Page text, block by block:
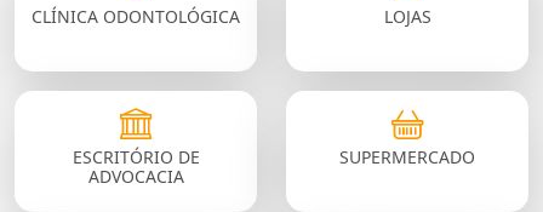
CLÍNICA ODONTOLÓGICA LOJAS
ESCRITÓRIO DE
ADVOCACIA
SUPERMERCADO